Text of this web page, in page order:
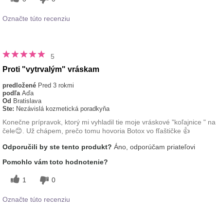
Označte túto recenziu
5
Proti "vytrvalým" vráskam
predložené Pred 3 rokmi
podľa Aďa
Od Bratislava
Ste: Nezávislá kozmetická poradkyňa
Konečne prípravok, ktorý mi vyhladil tie moje vráskové "koľajnice " na
čele😊. Už chápem, prečo tomu hovoria Botox vo fľaštičke 👍
Odporučili by ste tento produkt? Áno, odporúčam priateľovi
Pomohlo vám toto hodnotenie?
1 0
Označte túto recenziu